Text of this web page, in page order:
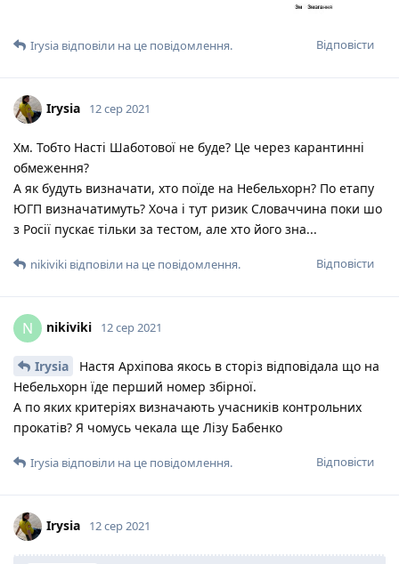
Відповісти
Irysia відповіли на це повідомлення.
Irysia 12 сер 2021
Хм. Тобто Насті Шаботової не буде? Це через карантинні
обмеження?
А як будуть визначати, хто поїде на Небельхорн? По етапу
ЮГП визначатимуть? Хоча і тут ризик Словаччина поки шо
з Росії пускає тільки за тестом, але хто його зна...
Відповісти
nikiviki відповіли на це повідомлення.
N nikiviki 12 сер 2021
Irysia
Настя Архіпова якось в сторіз відповідала що на
Небельхорн їде перший номер збірної.
А по яких критеріях визначають учасників контрольних
прокатів? Я чомусь чекала ще Лізу Бабенко
Відповісти
Irysia відповіли на це повідомлення.
Irysia 12 сер 2021